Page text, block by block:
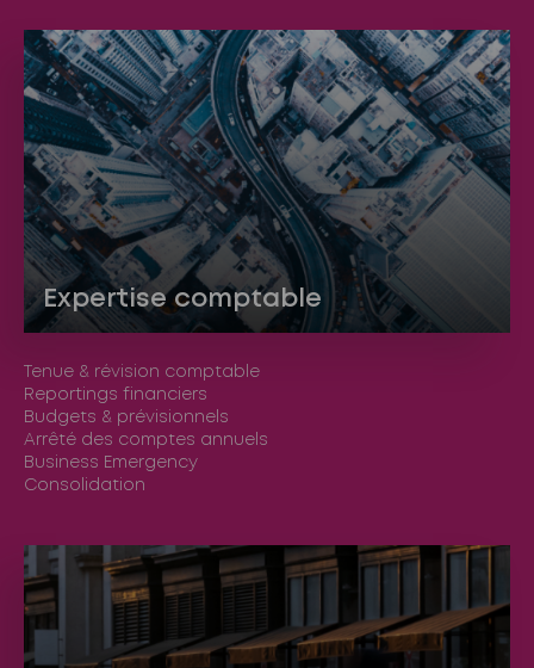
Expertise comptable
Tenue & révision comptable
Reportings financiers
Budgets & prévisionnels
Arrêté des comptes annuels
Business Emergency
Consolidation